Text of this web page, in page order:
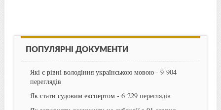
ПОПУЛЯРНІ ДОКУМЕНТИ
Які є рівні володіння українською мовою- 9 904
переглядів
Як стати судовим експертом- 6 229 переглядів